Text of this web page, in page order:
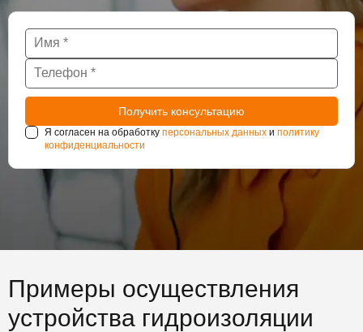
Я согласен на обработку персональных данных и политику
конфиденциальности
Примеры осуществления
устройства гидроизоляции